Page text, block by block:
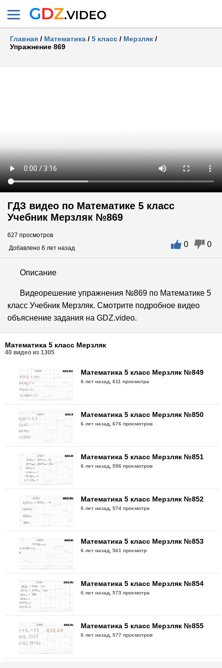
Главная / Математика / 5 класс / Мерзляк /
Упражнение 869
ГДЗ видео по Математике 5 класс
Учебник Мерзляк №869
627 просмотров
Добавлено 6 лет назад
0 0
Описание
Видеорешение упражнения №869 по Математике 5
класс Учебник Мерзляк. Смотрите подробное видео
объяснение задания на GDZ.video.
Математика 5 класс Мерзляк
40 видео из 1305
Математика 5 класс Мерзляк №849
6 лет назад,611 просмотра
Математика 5 класс Мерзляк №850
6 лет назад,676 просмотров
Математика 5 класс Мерзляк №851
6 лет назад,596 просмотров
Математика 5 класс Мерзляк №852
6 лет назад,574 просмотра
Математика 5 класс Мерзляк №853
6 лет назад,561 просмотр
Математика 5 класс Мерзляк №854
6 лет назад,573 просмотра
Математика 5 класс Мерзляк №855
6 лет назад,577 просмотров